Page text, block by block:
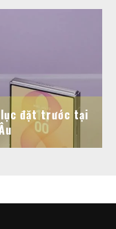
lục đặt trước tại